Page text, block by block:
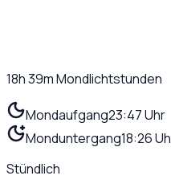
18h 39mMondlichtstunden
Mondaufgang23:47 Uhr
Monduntergang18:26
Stündlich